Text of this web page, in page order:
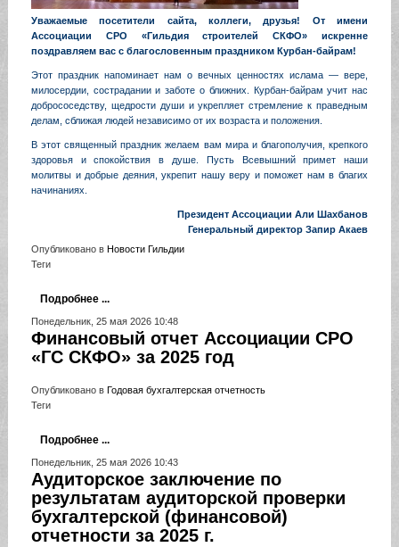
Уважаемые посетители сайта, коллеги, друзья! От имени
Ассоциации СРО «Гильдия строителей СКФО» искренне
поздравляем вас с благословенным праздником Курбан-байрам!
Этот праздник напоминает нам о вечных ценностях ислама — вере,
милосердии, сострадании и заботе о ближних. Курбан-байрам учит нас
добрососедству, щедрости души и укрепляет стремление к праведным
делам, сближая людей независимо от их возраста и положения.
В этот священный праздник желаем вам мира и благополучия, крепкого
здоровья и спокойствия в душе. Пусть Всевышний примет наши
молитвы и добрые деяния, укрепит нашу веру и поможет нам в благих
начинаниях.
Президент Ассоциации Али Шахбанов
Генеральный директор Запир Акаев
Опубликовано в Новости Гильдии
Теги
Подробнее ...
Понедельник, 25 мая 2026 10:48
Финансовый отчет Ассоциации СРО
«ГС СКФО» за 2025 год
Опубликовано в Годовая бухгалтерская отчетность
Теги
Подробнее ...
Понедельник, 25 мая 2026 10:43
Аудиторское заключение по
результатам аудиторской проверки
бухгалтерской (финансовой)
отчетности за 2025 г.